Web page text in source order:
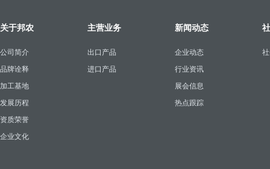
关于邦农
公司简介
品牌诠释
加工基地
发展历程
资质荣誉
企业文化
主营业务
出口产品
进口产品
新闻动态
企业动态
行业资讯
展会信息
热点跟踪